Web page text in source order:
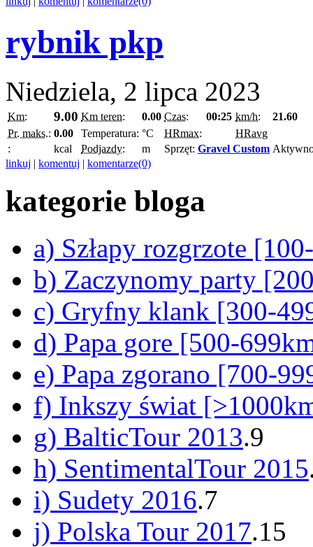
rybnik pkp
Niedziela, 2 lipca 2023
Km: 9.00 Km teren: 0.00 Czas: 00:25 km/h:
21.60
Pr. maks.: 0.00 Temperatura: °C HRmax:
HRavg
:
kcal Podjazdy: m Sprzęt: Gravel Custom
linkuj | komentuj | komentarze(0)
kategorie bloga
a) Szłapy rozgrzote
b) Zaczynomy party
c) Gryfny klank [300-
d) Papa gore [500-
e) Papa zgorano [700-
f) Inkszy świat
g) BalticTour 2013.9
h) SentimentalTour 2015
i) Sudety 2016.7
j) Polska Tour 2017.15